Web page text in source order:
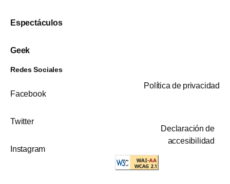
Espectáculos
Geek
Redes Sociales
Facebook
Twitter
Instagram
Política de privacidad
Declaración de
accesibilidad